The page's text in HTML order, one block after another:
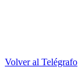
Volver al Telégrafo